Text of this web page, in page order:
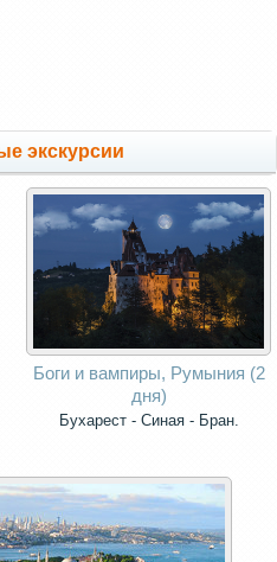
экскурсии
Боги и вампиры, Румыния (2
дня)
Бухарест - Синая - Бран.